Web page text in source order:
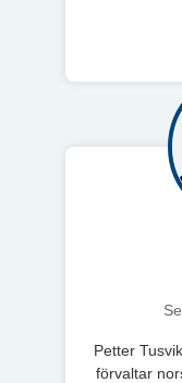
Petter
förvaltar